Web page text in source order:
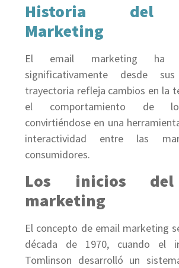
Historia del
Marketing
El email marketing ha
significativamente desde
trayectoria refleja cambios en la
el comportamiento de
convirtiéndose en una
interactividad entre las
consumidores.
Los inicios
marketing
El concepto de email marketing
década de 1970, cuando el
Tomlinson desarrolló un